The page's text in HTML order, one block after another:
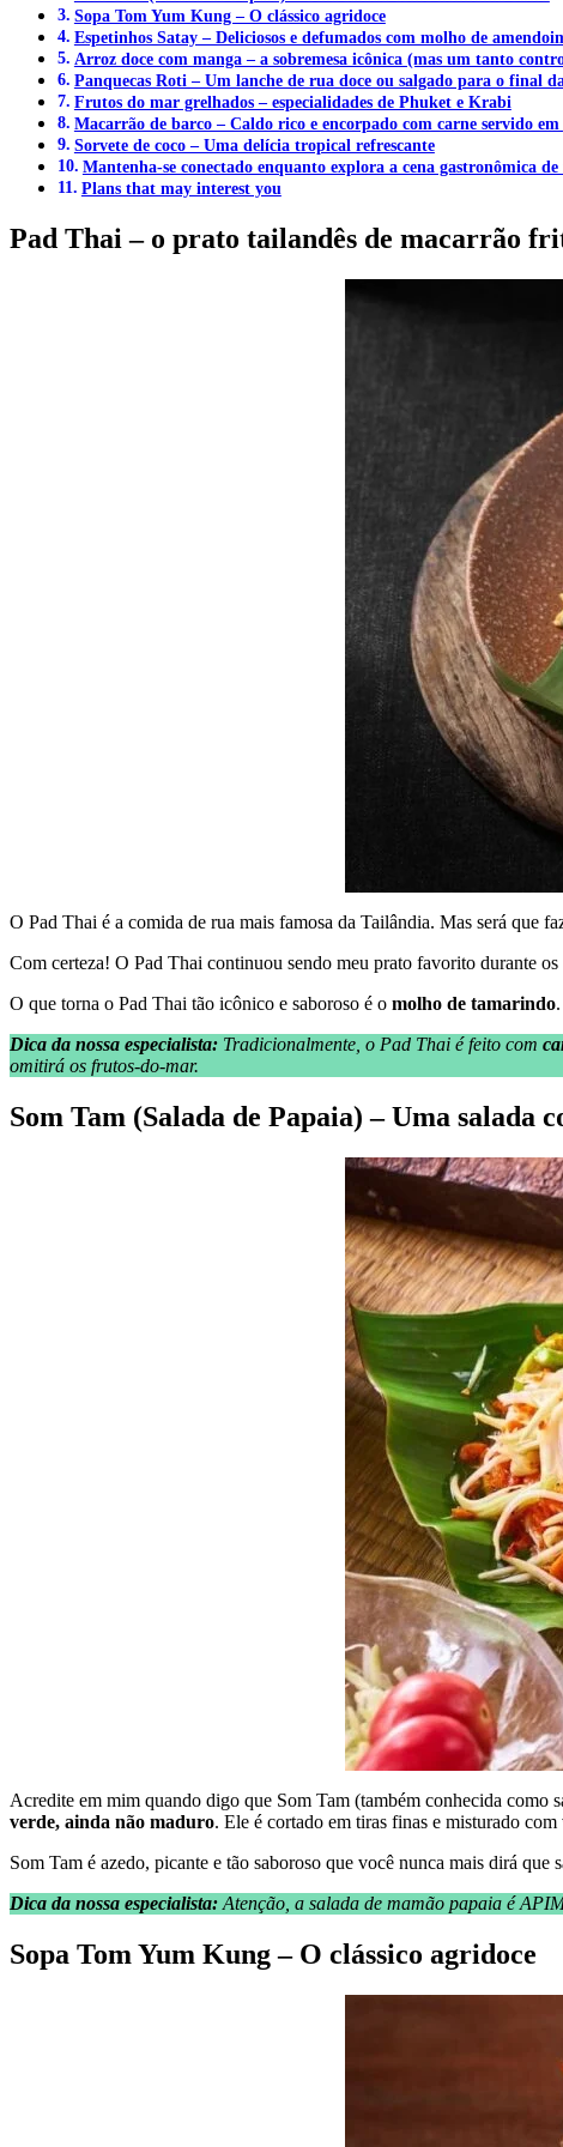
Sopa Tom Yum Kung – O clássico agridoce
Espetinhos Satay – Deliciosos e defumados com molho de
Arroz doce com manga – a sobremesa icônica (mas um tanto
Panquecas Roti – Um lanche de rua doce ou salgado para o final
Frutos do mar grelhados – especialidades de Phuket e Krabi
Macarrão de barco – Caldo rico e encorpado com carne servido em
Sorvete de coco – Uma delícia tropical refrescante
Mantenha-se conectado enquanto explora a cena gastronômica
Plans that may interest you
Pad Thai – o prato tailandês de macarrão
O Pad Thai é a comida de rua mais famosa da Tailândia. Mas será que
Com certeza! O Pad Thai continuou sendo meu prato favorito durante
O que torna o Pad Thai tão icônico e saboroso é o molho de tamarindo
Dica da nossa especialista: Tradicionalmente, o Pad Thai é feito com
omitirá os frutos-do-mar.
Som Tam (Salada de Papaia) – Uma salada
Acredite em mim quando digo que Som Tam (também conhecida como
verde, ainda não maduro. Ele é cortado em tiras finas e misturado
Som Tam é azedo, picante e tão saboroso que você nunca mais dirá
Dica da nossa especialista: Atenção, a salada de mamão papaia é
Sopa Tom Yum Kung – O clássico agridoce